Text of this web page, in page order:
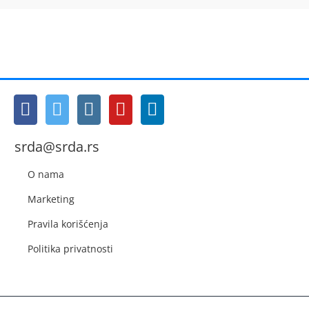
srda@srda.rs
O nama
Marketing
Pravila korišćenja
Politika privatnosti